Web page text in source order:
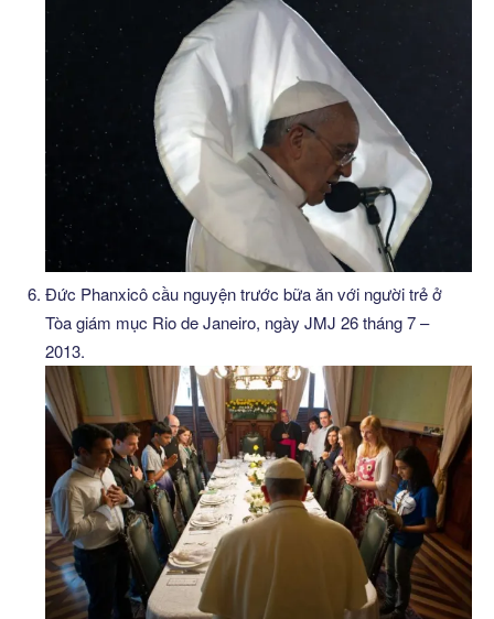
Đức Phanxicô cầu nguyện trước bữa ăn với người trẻ ở
Tòa giám mục Rio de Janeiro, ngày JMJ 26 tháng 7 –
2013.